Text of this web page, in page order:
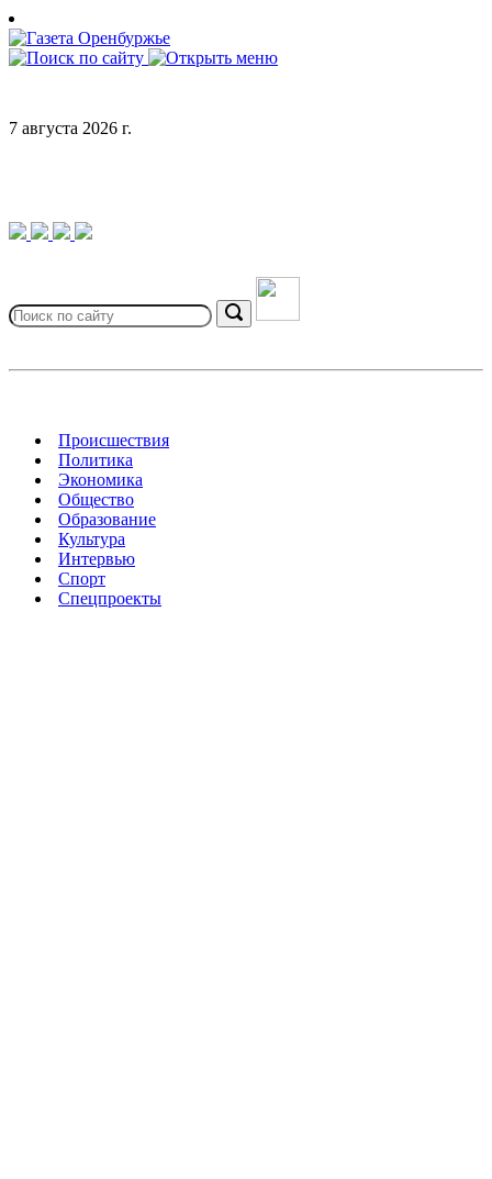
Skip
to
content
7 августа 2026 г.
for:
Search
Происшествия
Политика
Экономика
Общество
Образование
Культура
Интервью
Спорт
Спецпроекты